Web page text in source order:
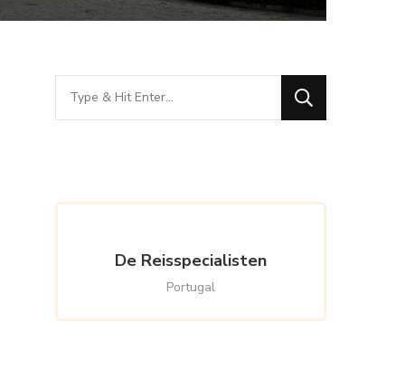
Looking
for
De Reisspecialisten
Portugal